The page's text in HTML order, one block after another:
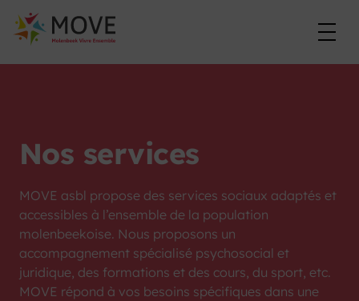
content
Nos services
MOVE asbl propose des services sociaux adaptés et
accessibles à l’ensemble de la population
molenbeekoise. Nous proposons un
accompagnement spécialisé psychosocial et
juridique, des formations et des cours, du sport, etc.
MOVE répond à vos besoins spécifiques dans une